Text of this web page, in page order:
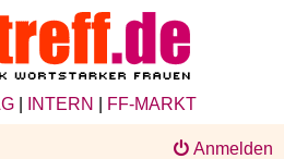
| INTERN FF-MARKT
Anmelden